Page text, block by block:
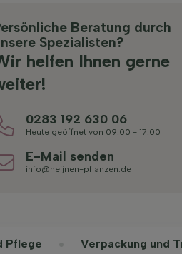
Beratung durch
Spezialisten?
helfen Ihnen gerne
0283 192 630 06
Heute geöffnet von 09:00 - 17:00
E-Mail senden
info@heijnen-pflanzen.de
Pflege Verpackung und